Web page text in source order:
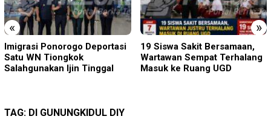
« »
19 Siswa Sakit Bersamaan,
Wartawan Sempat Terhalang
Masuk ke Ruang UGD
Sambut HUT RI ke-81 di
Gunung Sanggabuana, KPU
Karawang Jaga Stamina
TAG: DI GUNUNGKIDUL DIY